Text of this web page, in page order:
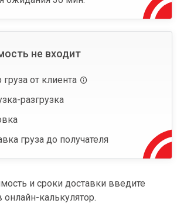
не входит
груза от клиента
разгрузка
груза до получателя
и сроки доставки введите
калькулятор.